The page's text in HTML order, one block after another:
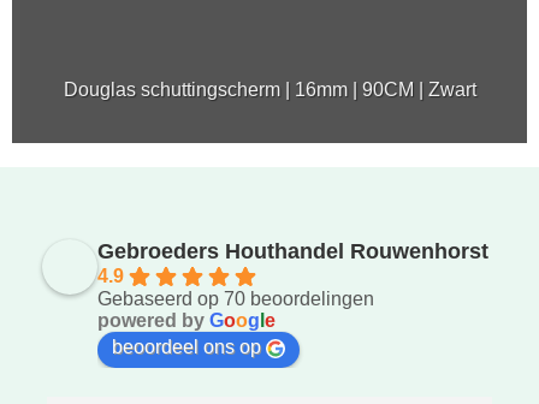
Douglas schuttingscherm | 16mm | 90CM | Zwart
Gebroeders Houthandel Rouwenhorst
4.9
Gebaseerd op 70 beoordelingen
powered by Goog e
beoordeel ons op